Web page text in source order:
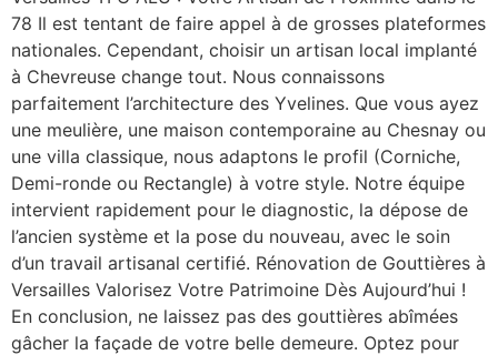
78 Il est tentant de faire appel à de grosses plateformes
nationales. Cependant, choisir un artisan local implanté
à Chevreuse change tout. Nous connaissons
parfaitement l’architecture des Yvelines. Que vous ayez
une meulière, une maison contemporaine au Chesnay ou
une villa classique, nous adaptons le profil (Corniche,
Demi-ronde ou Rectangle) à votre style. Notre équipe
intervient rapidement pour le diagnostic, la dépose de
l’ancien système et la pose du nouveau, avec le soin
d’un travail artisanal certifié. Rénovation de Gouttières à
Versailles Valorisez Votre Patrimoine Dès Aujourd’hui !
En conclusion, ne laissez pas des gouttières abîmées
gâcher la façade de votre belle demeure. Optez pour